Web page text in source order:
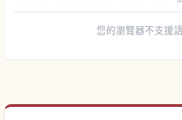
您的瀏覽器不支援